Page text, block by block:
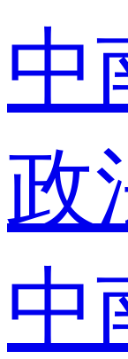
中
政
中